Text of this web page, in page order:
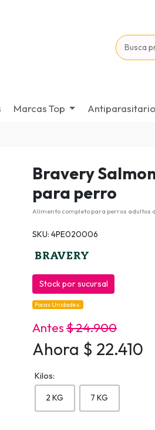
Marcas Top
Bravery
para perro
Alimento completo para perros adultos
SKU: 4PE020006
Stock por sucursal
Pocas Unidades.
Antes$ 24.900
Ahora $ 22.410
Kilos:
2 KG 7 KG